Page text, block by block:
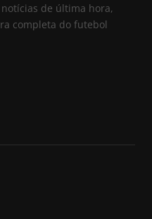
de última hora,
completa do futebol